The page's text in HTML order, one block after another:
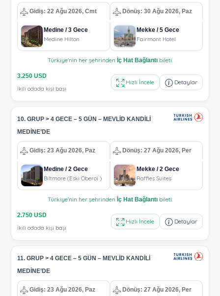
Gidiş: 22 Ağu 2026, Cmt Dönüş: 30 Ağu 2026, Paz
Medine / 3 Gece
Medine Hilton
Mekke / 5 Gece
Fairmont Hotel
Türkiye'nin her şehrinden İç Hat Bağlantıbileti.
3.250 USD
İkili odada kişi başı
Hızlı İncele Detaylar
10. GRUP > 4 GECE – 5 GÜN – MEVLİD KANDİLİ
MEDİNE’DE
Gidiş: 23 Ağu 2026, Paz Dönüş: 27 Ağu 2026, Per
Medine / 2 Gece
Biltmore (Eski Oberoi )
Mekke / 2 Gece
Raffles Suites
Türkiye'nin her şehrinden İç Hat Bağlantıbileti.
2.750 USD
İkili odada kişi başı
Hızlı İncele Detaylar
11. GRUP > 4 GECE – 5 GÜN – MEVLİD KANDİLİ
MEDİNE’DE
Gidiş: 23 Ağu 2026, Paz Dönüş: 27 Ağu 2026, Per